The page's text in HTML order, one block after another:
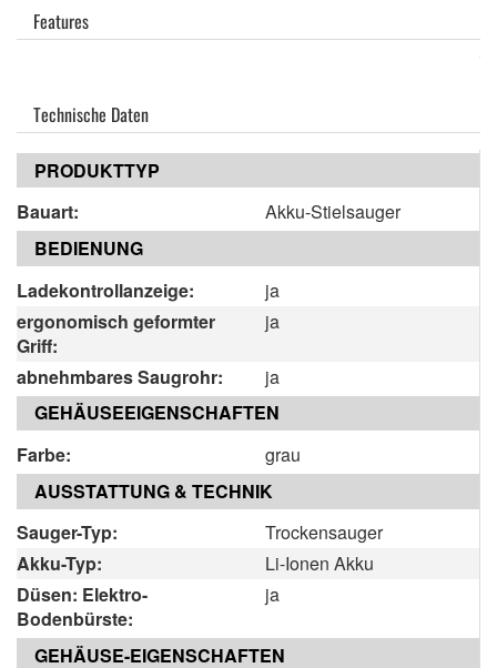
Features
Technische Daten
PRODUKTTYP
Bauart:
Akku-Stielsauger
BEDIENUNG
Ladekontrollanzeige:
ja
ergonomisch geformter
Griff:
ja
abnehmbares Saugrohr:
ja
GEHÄUSEEIGENSCHAFTEN
Farbe:
grau
AUSSTATTUNG & TECHNIK
Sauger-Typ:
Trockensauger
Akku-Typ:
Li-Ionen Akku
Düsen: Elektro-
Bodenbürste:
ja
GEHÄUSE-EIGENSCHAFTEN